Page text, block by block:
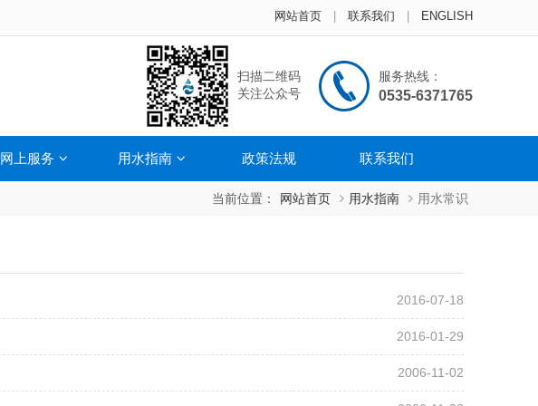
网站首页 联系我们 ENGLISH
扫描二维码
关注公众号
服务热线：
0535-6371765
网上服务 用水指南 政策法规 联系我们
当前位置： 网站首页 用水指南 用水常识
2016-07-18
2016-01-29
2006-11-02